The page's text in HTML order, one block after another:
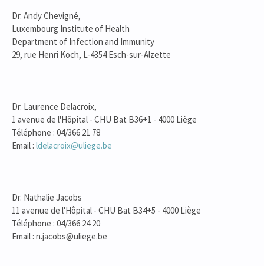
Dr. Andy Chevigné,
Luxembourg Institute of Health
Department of Infection and Immunity
29, rue Henri Koch, L-4354 Esch-sur-Alzette
Dr. Laurence Delacroix,
1 avenue de l'Hôpital - CHU Bat B36+1 - 4000 Liège
Téléphone : 04/366 21 78
Email : ldelacroix@uliege.be
Dr. Nathalie Jacobs
11 avenue de l'Hôpital - CHU Bat B34+5 - 4000 Liège
Téléphone : 04/366 24 20
Email : n.jacobs@uliege.be